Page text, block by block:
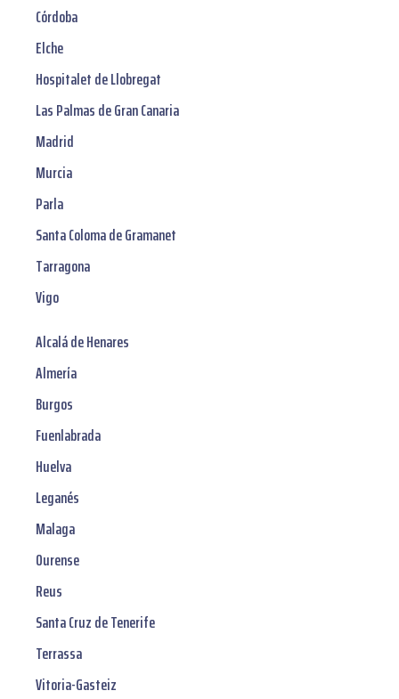
Córdoba
Elche
Hospitalet de Llobregat
Las Palmas de Gran Canaria
Madrid
Murcia
Parla
Santa Coloma de Gramanet
Tarragona
Vigo
Alcalá de Henares
Almería
Burgos
Fuenlabrada
Huelva
Leganés
Malaga
Ourense
Reus
Santa Cruz de Tenerife
Terrassa
Vitoria-Gasteiz